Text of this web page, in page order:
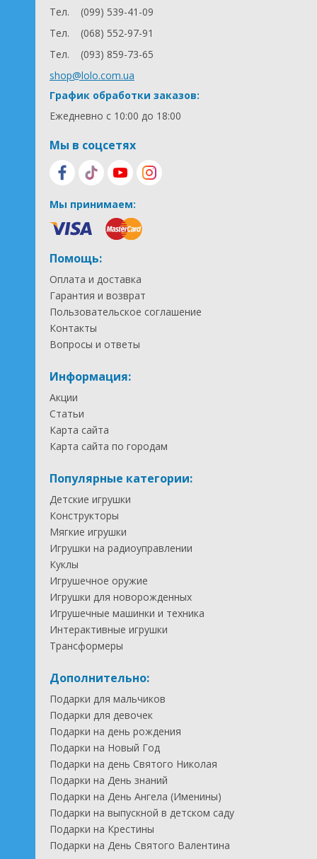
Тел.
(099) 539-41-09
Тел.
(068) 552-97-91
Тел.
(093) 859-73-65
shop@lolo.com.ua
График обработки заказов:
Ежедневно с 10:00 до 18:00
Мы в соцсетях
Мы принимаем:
Помощь:
Оплата и доставка
Гарантия и возврат
Пользовательское соглашение
Контакты
Вопросы и ответы
Информация:
Акции
Статьи
Карта сайта
Карта сайта по городам
Популярные категории:
Детские игрушки
Конструкторы
Мягкие игрушки
Игрушки на радиоуправлении
Куклы
Игрушечное оружие
Игрушки для новорожденных
Игрушечные машинки и техника
Интерактивные игрушки
Трансформеры
Дополнительно:
Подарки для мальчиков
Подарки для девочек
Подарки на день рождения
Подарки на Новый Год
Подарки на день Святого Николая
Подарки на День знаний
Подарки на День Ангела (Именины)
Подарки на выпускной в детском саду
Подарки на Крестины
Подарки на День Святого Валентина